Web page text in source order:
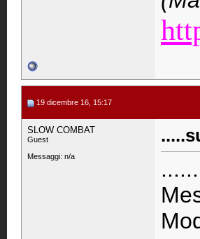
19 dicembre 16, 15:17
SLOW COMBAT
Guest
Messaggi: n/a